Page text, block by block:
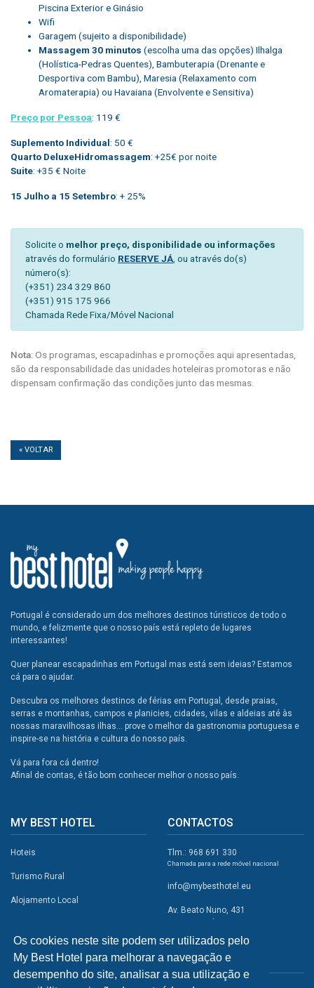
Os cookies neste site podem ser utilizados pelo
My Best Hotel para melhorar a navegação e
desempenho do site, analisar a sua utilização e
Piscina Exterior e Ginásio
Wifi
Garagem (sujeito a disponibilidade)
Massagem 30 minutos (escolha uma das opções) Ilhalga
(Holística-Pedras Quentes), Bambuterapia (Drenante e
Desportiva com Bambu), Maresia (Relaxamento com
Aromaterapia) ou Havaiana (Envolvente e Sensitiva)
Preço por Pessoa: 119 €
Suplemento Individual: 50 €
Quarto DeluxeHidromassagem: +25€ por noite
Suite: +35 € Noite
15 Julho a 15 Setembro: + 25%
Solicite o melhor preço, disponibilidade ou informações
através do formulário RESERVE JÁ , ou através do(s)
número(s):
(+351) 234 329 860
(+351) 915 175 966
Chamada Rede Fixa/Móvel Nacional
Nota:Os programas, escapadinhas e promoções aqui apresentadas,
são da responsabilidade das unidades hoteleiras promotoras e não
dispensam confirmação das condições junto das mesmas.
« VOLTAR
Portugal é considerado um dos melhores destinos túristicos de todo o
mundo, e felizmente que o nosso país está repleto de lugares
interessantes!
Quer planear escapadinhas em Portugal mas está sem ideias? Estamos
cá para o ajudar.
Descubra os melhores destinos de férias em Portugal, desde praias,
serras e montanhas, campos e planicies, cidades, vilas e aldeias até às
nossas maravilhosas ilhas... prove o melhor da gastronomia portuguesa e
inspire-se na história e cultura do nosso país.
Vá para fora cá dentro!
Afinal de contas, é tão bom conhecer melhor o nosso país.
MY BEST HOTEL
Hoteis
Turismo Rural
Alojamento Local
Campismo
Atividades
CONTACTOS
Tlm.: 968 691 330
Chamada para a rede móvel nacional
info@mybesthotel.eu
Av. Beato Nuno, 431
2495-401 Fátima
REDES SOCIAIS